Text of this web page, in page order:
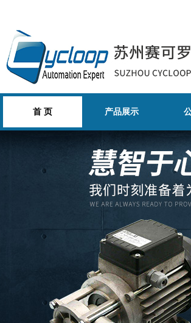
首 页 产品展示